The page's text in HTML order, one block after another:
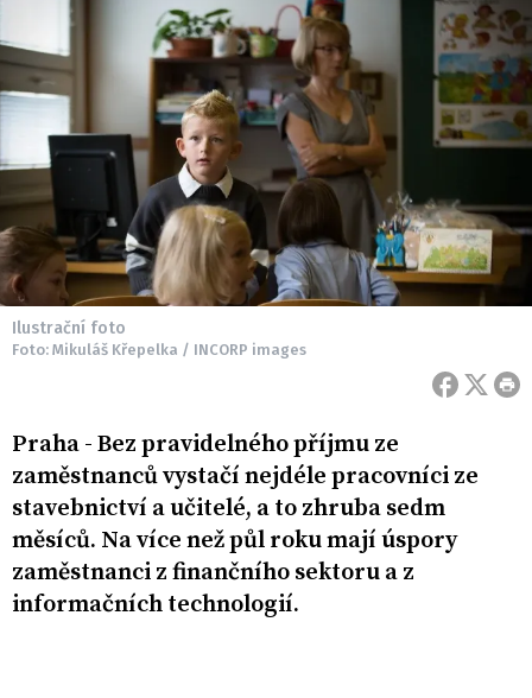
Ilustrační foto
Foto: Mikuláš Křepelka / INCORP images
Praha - Bez pravidelného příjmu ze
zaměstnanců vystačí nejdéle pracovníci ze
stavebnictví a učitelé, a to zhruba sedm
měsíců. Na více než půl roku mají úspory
zaměstnanci z finančního sektoru a z
informačních technologií.